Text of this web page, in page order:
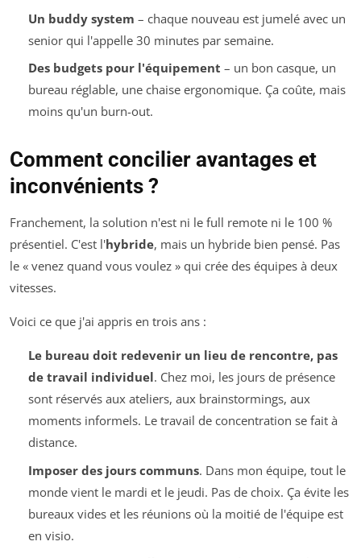
Un buddy system – chaque nouveau est jumelé avec un
senior qui l'appelle 30 minutes par semaine.
Des budgets pour l'équipement – un bon casque, un
bureau réglable, une chaise ergonomique. Ça coûte, mais
moins qu'un burn-out.
Comment concilier avantages et
inconvénients ?
Franchement, la solution n'est ni le full remote ni le 100 %
présentiel. C'est l'hybride, mais un hybride bien pensé. Pas
le « venez quand vous voulez » qui crée des équipes à deux
vitesses.
Voici ce que j'ai appris en trois ans :
Le bureau doit redevenir un lieu de rencontre, pas
de travail individuel. Chez moi, les jours de présence
sont réservés aux ateliers, aux brainstormings, aux
moments informels. Le travail de concentration se fait à
distance.
Imposer des jours communs. Dans mon équipe, tout le
monde vient le mardi et le jeudi. Pas de choix. Ça évite les
bureaux vides et les réunions où la moitié de l'équipe est
en visio.